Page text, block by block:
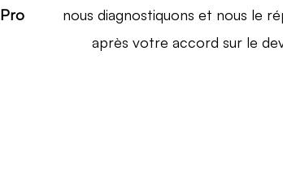
nous diagnostiquons et nous le
après votre accord sur le